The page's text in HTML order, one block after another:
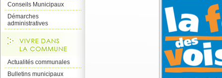
Conseils Municipaux
Démarches
administratives
Actualités communales
Bulletins municipaux